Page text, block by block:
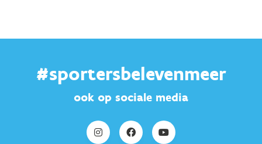
#sportersbelevenmeer
ook op sociale media